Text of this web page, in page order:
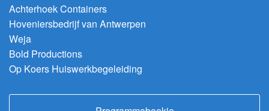
Achterhoek Containers
Hoveniersbedrijf van Antwerpen
Weja
Bold Productions
Op Koers Huiswerkbegeleiding